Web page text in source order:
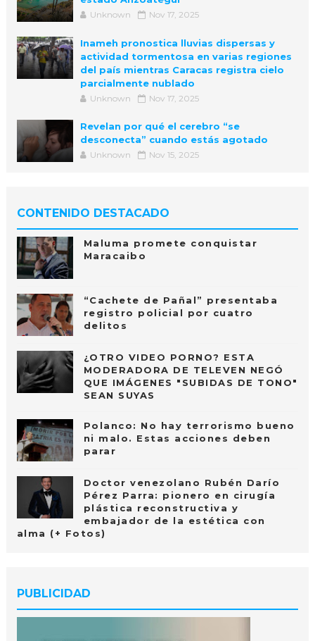
Unknown Nov 17, 2025
Inameh pronostica lluvias dispersas y
actividad tormentosa en varias regiones
del país mientras Caracas registra cielo
parcialmente nublado
Unknown Nov 17, 2025
Revelan por qué el cerebro “se
desconecta” cuando estás agotado
Unknown Nov 15, 2025
CONTENIDO DESTACADO
Maluma promete conquistar
Maracaibo
“Cachete de Pañal” presentaba
registro policial por cuatro
delitos
¿OTRO VIDEO PORNO? ESTA
MODERADORA DE TELEVEN NEGÓ
QUE IMÁGENES "SUBIDAS DE TONO"
SEAN SUYAS
Polanco: No hay terrorismo bueno
ni malo. Estas acciones deben
parar
Doctor venezolano Rubén Darío
Pérez Parra: pionero en cirugía
plástica reconstructiva y
embajador de la estética con
alma (+ Fotos)
PUBLICIDAD